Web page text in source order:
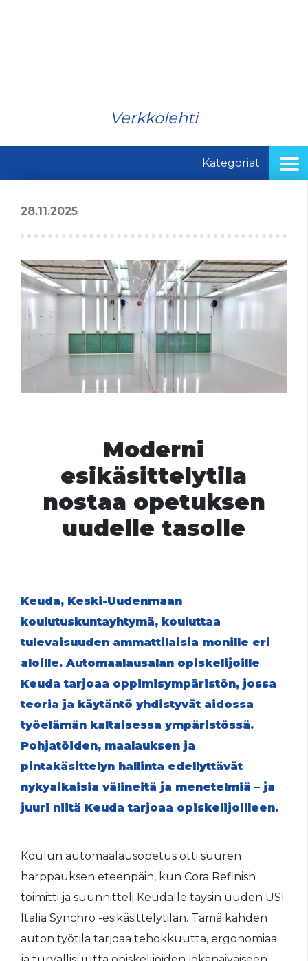
Verkkolehti
Kategoriat
28.11.2025
Moderni
esikäsittelytila
nostaa opetuksen
uudelle tasolle
Keuda, Keski-Uudenmaan
koulutuskuntayhtymä, kouluttaa
tulevaisuuden ammattilaisia monille eri
aloille. Automaa­lausalan opiskelijoille
Keuda tarjoaa oppimisympäristön, jossa
teoria ja käytäntö yhdistyvät aidossa
työelämän kaltaisessa ympäristössä.
Pohjatöiden, maalauksen ja
pintakäsittelyn hallinta edellyttävät
nykyaikaisia välineitä ja menetelmiä – ja
juuri niitä Keuda tarjoaa opiskelijoilleen.
Koulun automaalausopetus otti suuren
harppauksen eteenpäin, kun Cora Refinish
toimitti ja suunnitteli Keudalle täysin uuden USI
Italia Synchro -esikäsittelytilan. Tämä kahden
auton työtila tarjoaa tehokkuutta, ergonomiaa